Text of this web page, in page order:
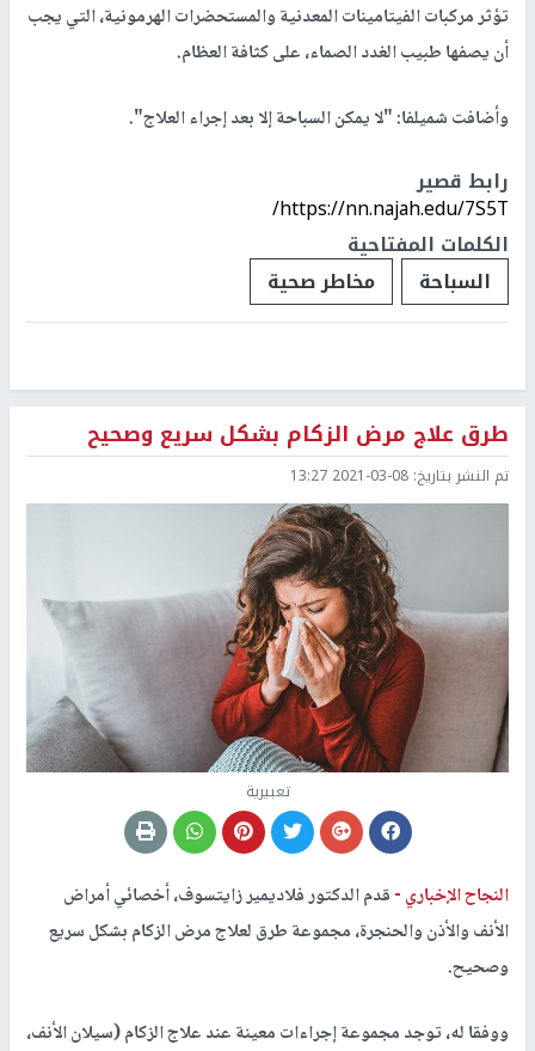
تؤثر مركبات الفيتامينات المعدنية والمستحضرات الهرمونية، التي يجب
أن يصفها طبيب الغدد الصماء، على كثافة العظام.
وأضافت شميلفا: "لا يمكن السباحة إلا بعد إجراء العلاج".
رابط قصير
https://nn.najah.edu/7S5T/
الكلمات المفتاحية
السباحة
مخاطر صحية
طرق علاج مرض الزكام بشكل سريع وصحيح
تم النشر بتاريخ: 2021-03-08 13:27
تعبيرية
النجاح الإخباري -قدم الدكتور فلاديمير زايتسوف، أخصائي أمراض
الأنف والأذن والحنجرة، مجموعة طرق لعلاج مرض الزكام بشكل سريع
وصحيح.
ووفقا له، توجد مجموعة إجراءات معينة عند علاج الزكام (سيلان الأنف،